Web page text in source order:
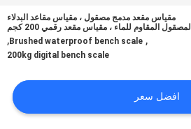
مقياس مقعد مدمج مصقول ، مقياس مقاعد البدلاء
المصقول المقاوم للماء ، مقياس مقعد رقمي 200 كجم
,
Brushed waterproof bench scale
,
200kg digital bench scale
افضل سعر